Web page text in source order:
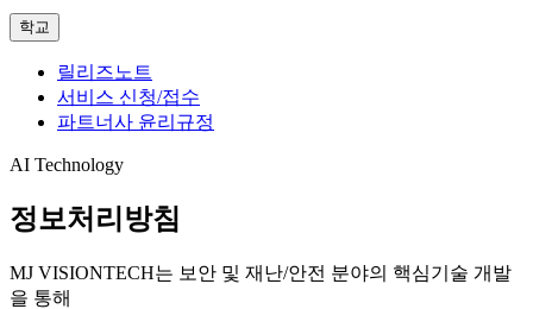
학교
릴리즈노트
서비스 신청/접수
파트너사 윤리규정
AI Technology
정보처리방침
MJ VISIONTECH는 보안 및 재난/안전 분야의 핵심기술 개발
을 통해